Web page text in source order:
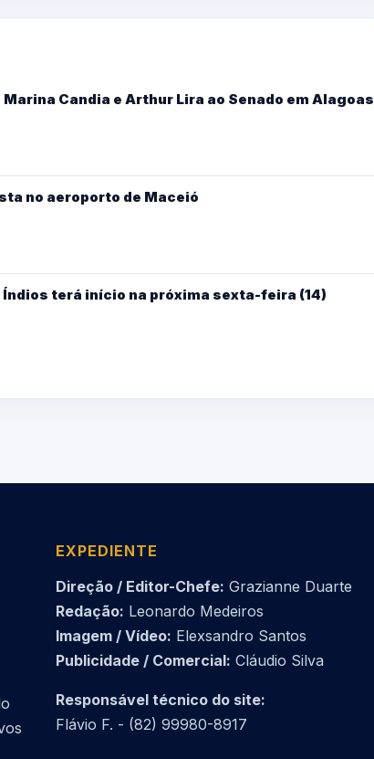
Candia e Arthur Lira ao Senado em Alagoas
no aeroporto de Maceió
terá início na próxima sexta-feira (14)
EXPEDIENTE
Direção / Editor-Chefe: Grazianne Duarte
Redação: Leonardo Medeiros
Imagem / Vídeo: Elexsandro Santos
Publicidade / Comercial: Cláudio Silva
Responsável técnico do site:
Flávio F. - (82) 99980-8917